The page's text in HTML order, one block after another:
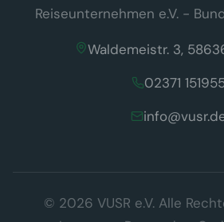
Reiseunternehmen e.V. -
Waldemeistr. 3,
02371
© 2026 VUSR e.V. Alle
Diese Website verwendet